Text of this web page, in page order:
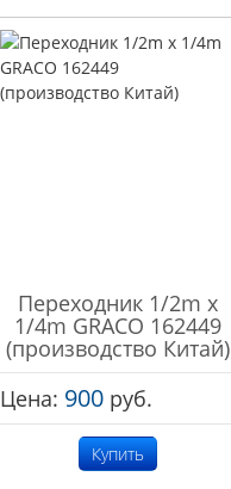
Переходник 1/2m x
1/4m GRACO 162449
(производство Китай)
Цена: 900 руб.
Купить